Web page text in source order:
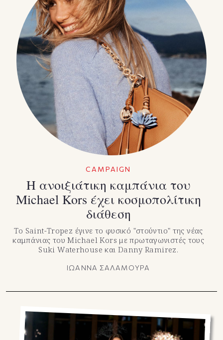
CAMPAIGN
Η ανοιξιάτικη καμπάνια του
Michael Kors έχει κοσμοπολίτικη
διάθεση
Το Saint-Tropez έγινε το φυσικό "στούντιο" της νέας
καμπάνιας του Michael Kors με πρωταγωνιστές τους
Suki Waterhouse και Danny Ramirez.
ΙΩΑΝΝΑ ΣΑΛΑΜΟΥΡΑ